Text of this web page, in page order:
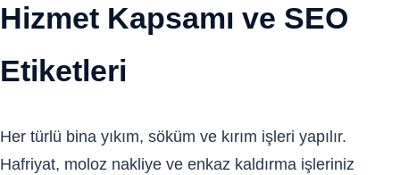
Hizmet Kapsamı ve SEO
Etiketleri
Her türlü bina yıkım, söküm ve kırım işleri yapılır.
Hafriyat, moloz nakliye ve enkaz kaldırma işleriniz